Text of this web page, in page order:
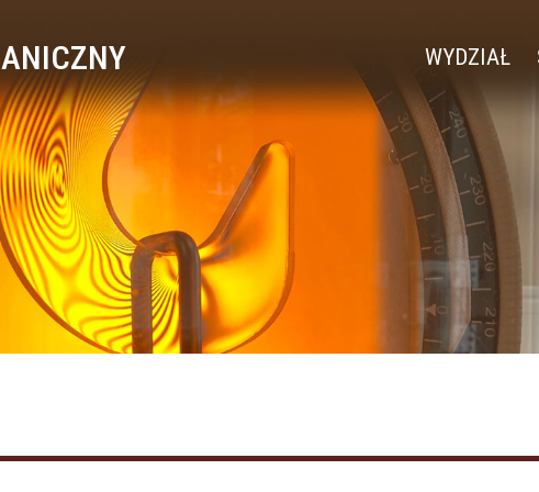
WYDZIAŁ